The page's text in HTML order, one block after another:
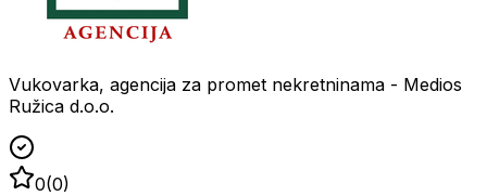
Vukovarka, agencija za promet nekretninama - Medios
Ružica d.o.o.
0(0)